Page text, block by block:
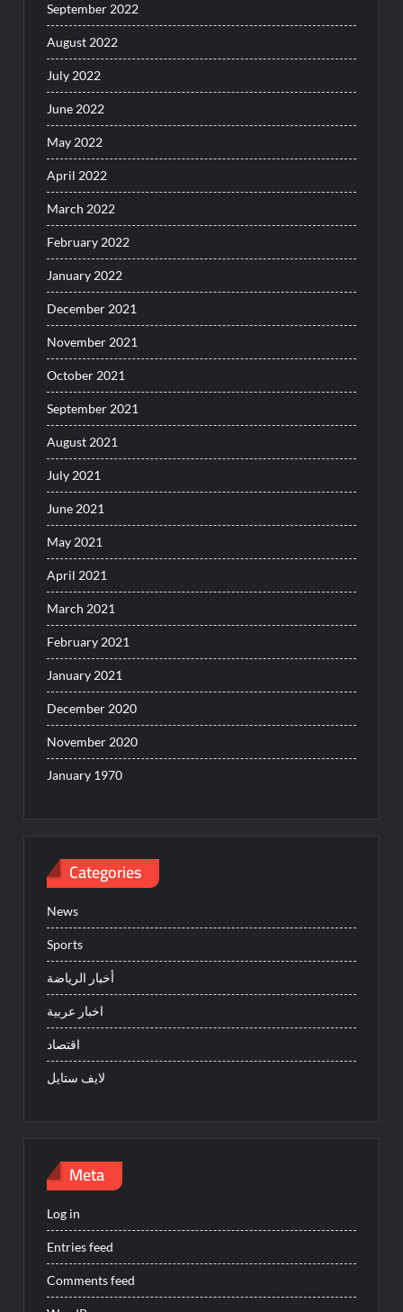
September 2022
August 2022
July 2022
June 2022
May 2022
April 2022
March 2022
February 2022
January 2022
December 2021
November 2021
October 2021
September 2021
August 2021
July 2021
June 2021
May 2021
April 2021
March 2021
February 2021
January 2021
December 2020
November 2020
January 1970
Categories
News
Sports
أخبار الرياضة
اخبار عربية
اقتصاد
لايف ستايل
Meta
Log in
Entries feed
Comments feed